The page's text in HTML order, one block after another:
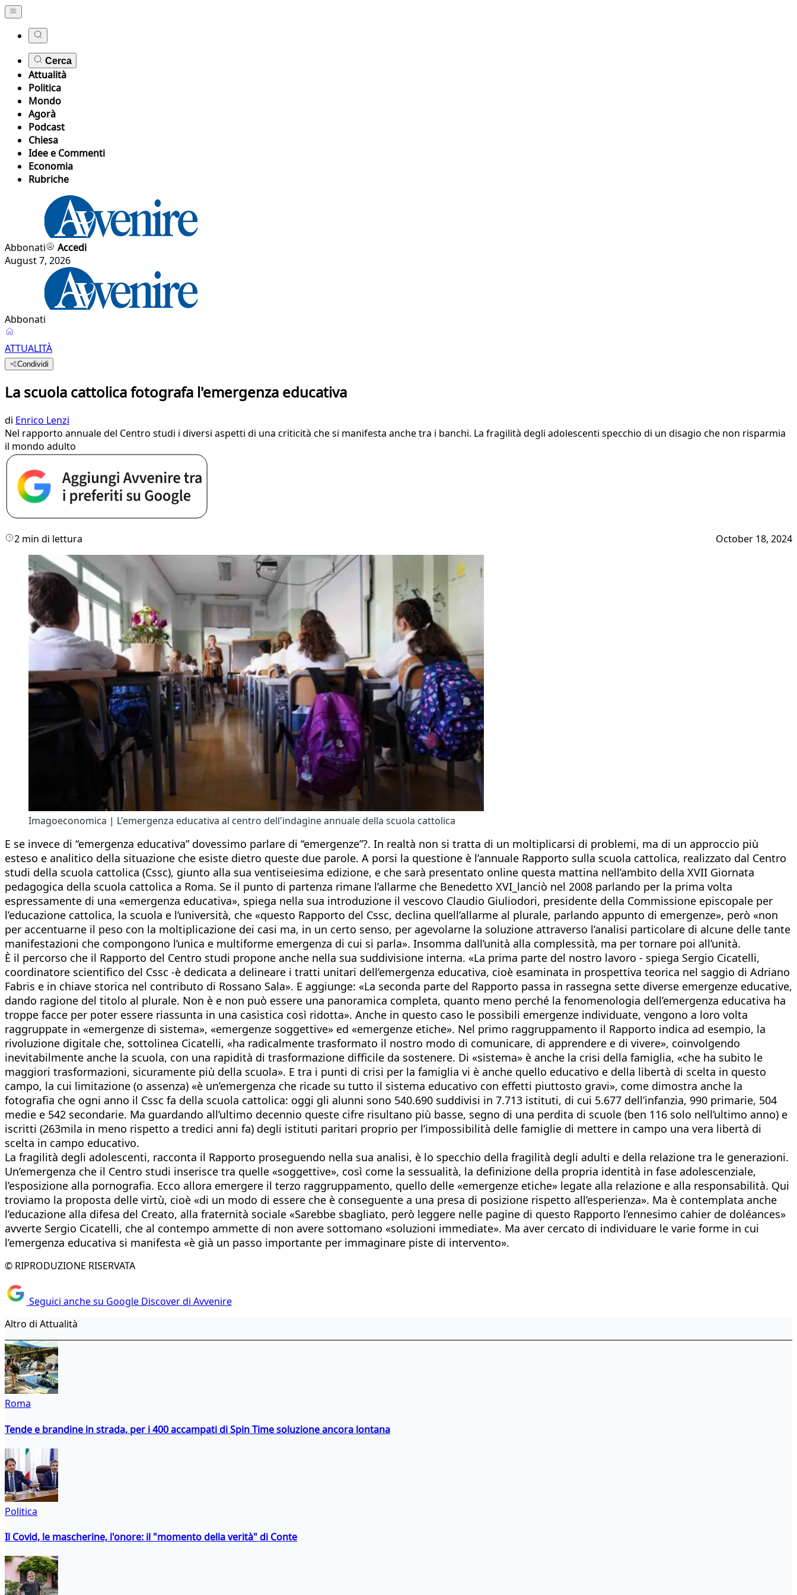
Cerca
Attualità
Politica
Mondo
Agorà
Podcast
Chiesa
Idee e Commenti
Economia
Rubriche
Abbonati
Accedi
August 7, 2026
Abbonati
ATTUALITÀ
Condividi
La scuola cattolica fotografa l'emergenza educativa
di Enrico Lenzi
Nel rapporto annuale del Centro studi i diversi aspetti di una criticità che si manifesta anche tra i banchi. La fragilità degli adolescenti specchio di un disagio che non risparmia
il mondo adulto
2 min di lettura October 18, 2024
Imagoeconomica | L'emergenza educativa al centro dell'indagine annuale della scuola cattolica
E se invece di “emergenza educativa” dovessimo parlare di “emergenze”?. In realtà non si tratta di un moltiplicarsi di problemi, ma di un approccio più
esteso e analitico della situazione che esiste dietro queste due parole. A porsi la questione è l’annuale Rapporto sulla scuola cattolica, realizzato dal Centro
studi della scuola cattolica (Cssc), giunto alla sua ventiseiesima edizione, e che sarà presentato online questa mattina nell’ambito della XVII Giornata
pedagogica della scuola cattolica a Roma. Se il punto di partenza rimane l’allarme che Benedetto XVI_lanciò nel 2008 parlando per la prima volta
espressamente di una «emergenza educativa», spiega nella sua introduzione il vescovo Claudio Giuliodori, presidente della Commissione episcopale per
l’educazione cattolica, la scuola e l’università, che «questo Rapporto del Cssc, declina quell’allarme al plurale, parlando appunto di emergenze», però «non
per accentuarne il peso con la moltiplicazione dei casi ma, in un certo senso, per agevolarne la soluzione attraverso l’analisi particolare di alcune delle tante
manifestazioni che compongono l’unica e multiforme emergenza di cui si parla». Insomma dall’unità alla complessità, ma per tornare poi all’unità.
È il percorso che il Rapporto del Centro studi propone anche nella sua suddivisione interna. «La prima parte del nostro lavoro - spiega Sergio Cicatelli,
coordinatore scientifico del Cssc -è dedicata a delineare i tratti unitari dell’emergenza educativa, cioè esaminata in prospettiva teorica nel saggio di Adriano
Fabris e in chiave storica nel contributo di Rossano Sala». E aggiunge: «La seconda parte del Rapporto passa in rassegna sette diverse emergenze educative,
dando ragione del titolo al plurale. Non è e non può essere una panoramica completa, quanto meno perché la fenomenologia dell’emergenza educativa ha
troppe facce per poter essere riassunta in una casistica così ridotta». Anche in questo caso le possibili emergenze individuate, vengono a loro volta
raggruppate in «emergenze di sistema», «emergenze soggettive» ed «emergenze etiche». Nel primo raggruppamento il Rapporto indica ad esempio, la
rivoluzione digitale che, sottolinea Cicatelli, «ha radicalmente trasformato il nostro modo di comunicare, di apprendere e di vivere», coinvolgendo
inevitabilmente anche la scuola, con una rapidità di trasformazione difficile da sostenere. Di «sistema» è anche la crisi della famiglia, «che ha subito le
maggiori trasformazioni, sicuramente più della scuola». E tra i punti di crisi per la famiglia vi è anche quello educativo e della libertà di scelta in questo
campo, la cui limitazione (o assenza) «è un’emergenza che ricade su tutto il sistema educativo con effetti piuttosto gravi», come dimostra anche la
fotografia che ogni anno il Cssc fa della scuola cattolica: oggi gli alunni sono 540.690 suddivisi in 7.713 istituti, di cui 5.677 dell’infanzia, 990 primarie, 504
medie e 542 secondarie. Ma guardando all’ultimo decennio queste cifre risultano più basse, segno di una perdita di scuole (ben 116 solo nell’ultimo anno) e
iscritti (263mila in meno rispetto a tredici anni fa) degli istituti paritari proprio per l’impossibilità delle famiglie di mettere in campo una vera libertà di
scelta in campo educativo.
La fragilità degli adolescenti, racconta il Rapporto proseguendo nella sua analisi, è lo specchio della fragilità degli adulti e della relazione tra le generazioni.
Un’emergenza che il Centro studi inserisce tra quelle «soggettive», così come la sessualità, la definizione della propria identità in fase adolescenziale,
l’esposizione alla pornografia. Ecco allora emergere il terzo raggruppamento, quello delle «emergenze etiche» legate alla relazione e alla responsabilità. Qui
troviamo la proposta delle virtù, cioè «di un modo di essere che è conseguente a una presa di posizione rispetto all’esperienza». Ma è contemplata anche
l’educazione alla difesa del Creato, alla fraternità sociale «Sarebbe sbagliato, però leggere nelle pagine di questo Rapporto l’ennesimo cahier de doléances»
avverte Sergio Cicatelli, che al contempo ammette di non avere sottomano «soluzioni immediate». Ma aver cercato di individuare le varie forme in cui
l’emergenza educativa si manifesta «è già un passo importante per immaginare piste di intervento».
© RIPRODUZIONE RISERVATA
Seguici anche su Google Discover di Avvenire
Altro di Attualità
Roma
Tende e brandine in strada, per i 400 accampati di Spin Time soluzione ancora lontana
Politica
Il Covid, le mascherine, l'onore: il "momento della verità" di Conte